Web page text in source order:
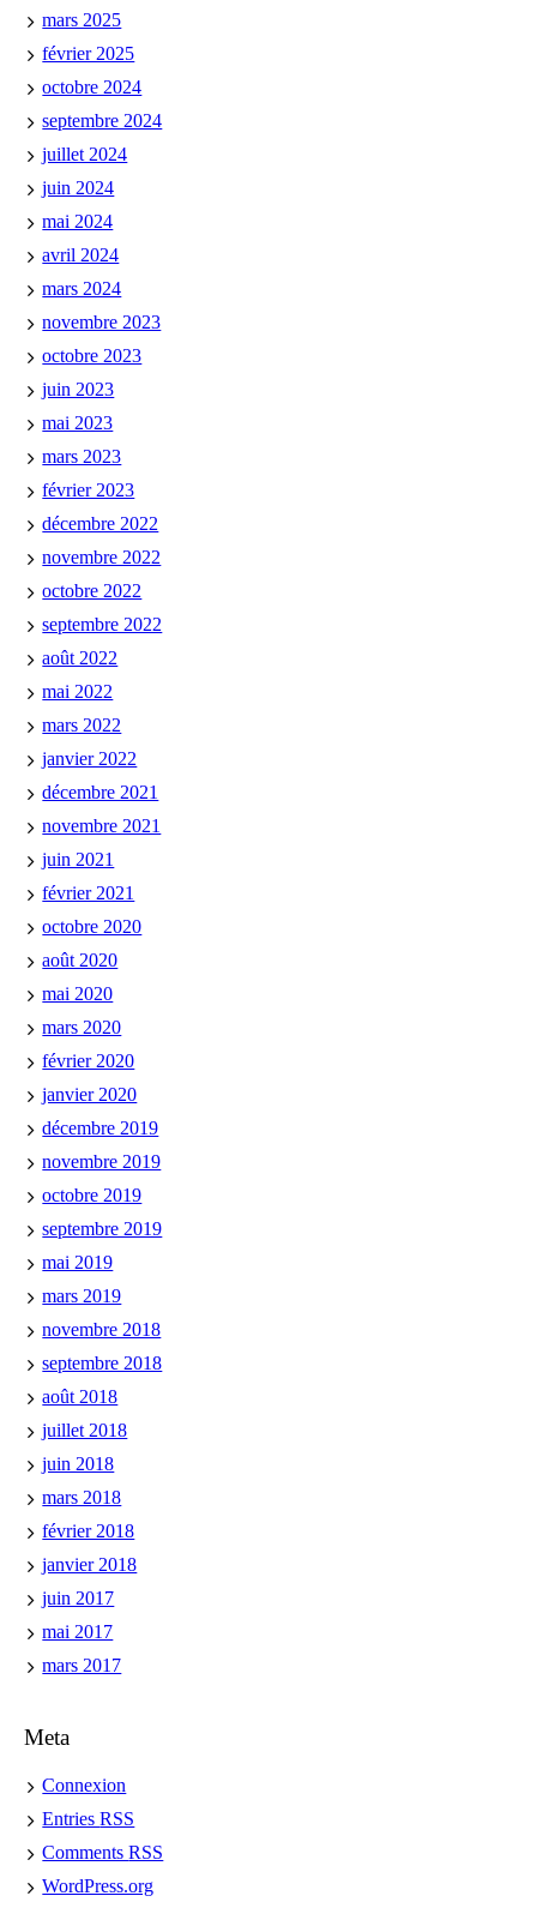
mars 2025
février 2025
octobre 2024
septembre 2024
juillet 2024
juin 2024
mai 2024
avril 2024
mars 2024
novembre 2023
octobre 2023
juin 2023
mai 2023
mars 2023
février 2023
décembre 2022
novembre 2022
octobre 2022
septembre 2022
août 2022
mai 2022
mars 2022
janvier 2022
décembre 2021
novembre 2021
juin 2021
février 2021
octobre 2020
août 2020
mai 2020
mars 2020
février 2020
janvier 2020
décembre 2019
novembre 2019
octobre 2019
septembre 2019
mai 2019
mars 2019
novembre 2018
septembre 2018
août 2018
juillet 2018
juin 2018
mars 2018
février 2018
janvier 2018
juin 2017
mai 2017
mars 2017
Meta
Connexion
EntriesRSS
CommentsRSS
WordPress.org